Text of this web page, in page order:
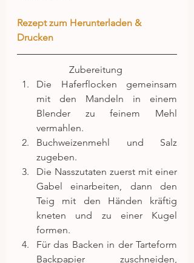
Rezept zum Herunterladen &
Drucken
Zubereitung
Die Haferflocken gemeinsam
mit den Mandeln in einem
Blender zu feinem Mehl
vermahlen.
Buchweizenmehl und Salz
zugeben.
Die Nasszutaten zuerst mit einer
Gabel einarbeiten, dann den
Teig mit den Händen kräftig
kneten und zu einer Kugel
formen.
Für das Backen in der Tarteform
Backpapier zuschneiden,